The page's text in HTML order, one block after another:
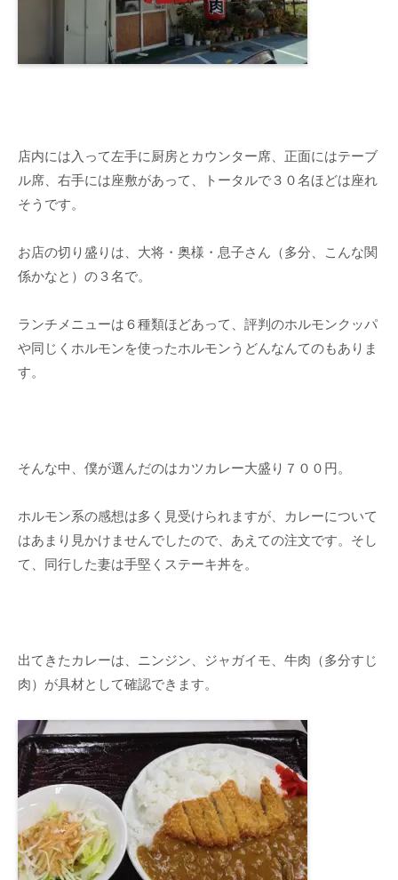
店内には入って左手に厨房とカウンター席、正面にはテーブ
ル席、右手には座敷があって、トータルで３０名ほどは座れ
そうです。
お店の切り盛りは、大将・奥様・息子さん（多分、こんな関
係かなと）の３名で。
ランチメニューは６種類ほどあって、評判のホルモンクッパ
や同じくホルモンを使ったホルモンうどんなんてのもありま
す。
そんな中、僕が選んだのはカツカレー大盛り７００円。
ホルモン系の感想は多く見受けられますが、カレーについて
はあまり見かけませんでしたので、あえての注文です。そし
て、同行した妻は手堅くステーキ丼を。
出てきたカレーは、ニンジン、ジャガイモ、牛肉（多分すじ
肉）が具材として確認できます。